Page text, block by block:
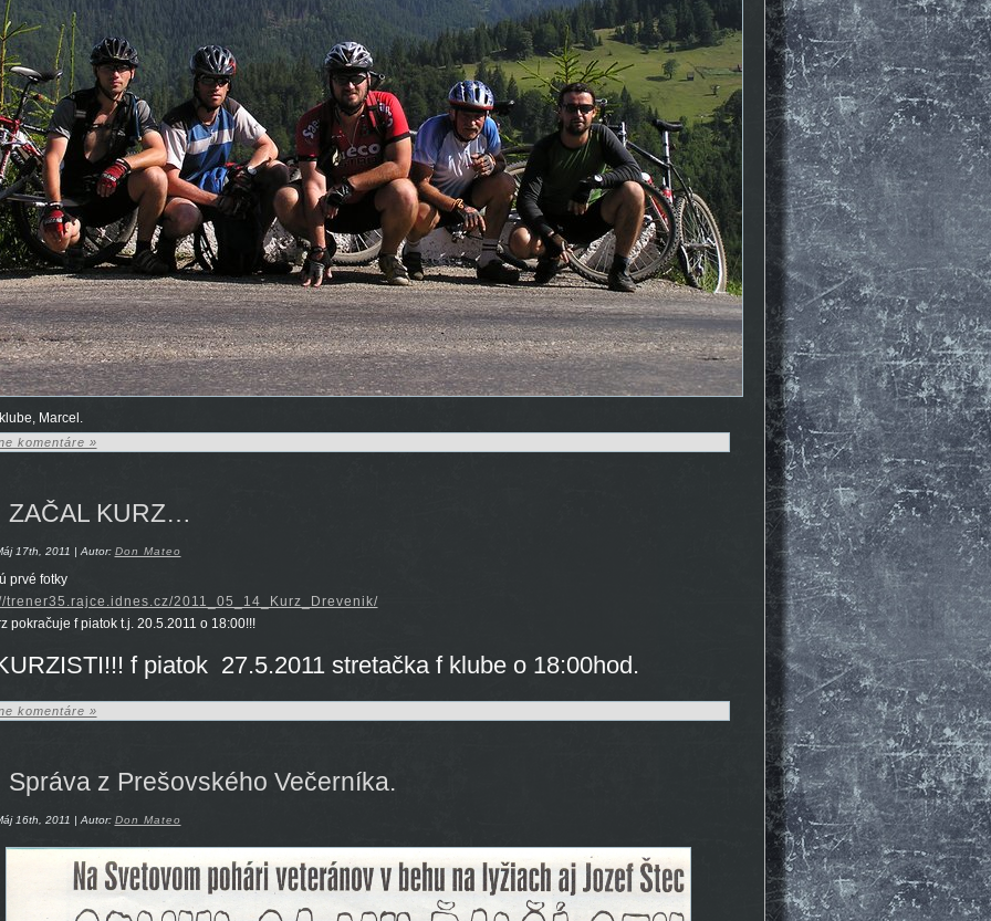
Marcel.
komentáre »
ZAČAL KURZ…
17th, 2011 | Autor: Don Mateo
prvé fotky
trener35.rajce.idnes.cz/2011_05_14_Kurz_Drevenik/
pokračuje f piatok t.j. 20.5.2011 o 18:00!!!
f piatok 27.5.2011 stretačka f klube o 18:00hod.
komentáre »
Správa z Prešovského Večerníka.
16th, 2011 | Autor: Don Mateo